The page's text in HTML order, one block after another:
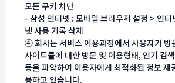
모든 쿠키 차단
- 삼성 인터넷 : 모바일 브라우저 설정 > 인
넷 사용 기록 삭제
④ 회사는 서비스 이용과정에서 사용자가 방
사이트들에 대한 방문 및 이용형태, 인기 검
등을 파악하여 이용자에게 최적화된 정보 제
용하고 있습니다.